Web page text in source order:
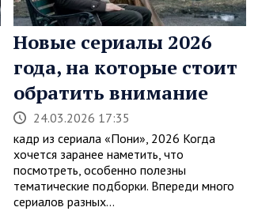
Новые сериалы 2026
года, на которые стоит
обратить внимание
24.03.2026 17:35
кадр из сериала «Пони», 2026 Когда
хочется заранее наметить, что
посмотреть, особенно полезны
тематические подборки. Впереди много
сериалов разных…